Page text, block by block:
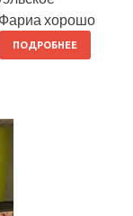
Фариа хорошо
ПОДРОБНЕЕ